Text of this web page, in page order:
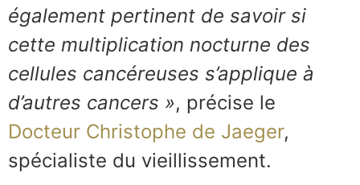
également pertinent de savoir si
cette multiplication nocturne des
cellules cancéreuses s’applique à
d’autres cancers », précise le
Docteur Christophe de Jaeger,
spécialiste du vieillissement.